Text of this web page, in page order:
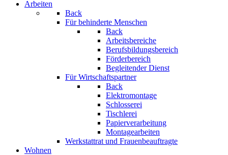
Arbeiten
Back
Für behinderte Menschen
Back
Arbeitsbereiche
Berufsbildungsbereich
Förderbereich
Begleitender Dienst
Für Wirtschaftspartner
Back
Elektromontage
Schlosserei
Tischlerei
Papierverarbeitung
Montagearbeiten
Werkstattrat und Frauenbeauftragte
Wohnen